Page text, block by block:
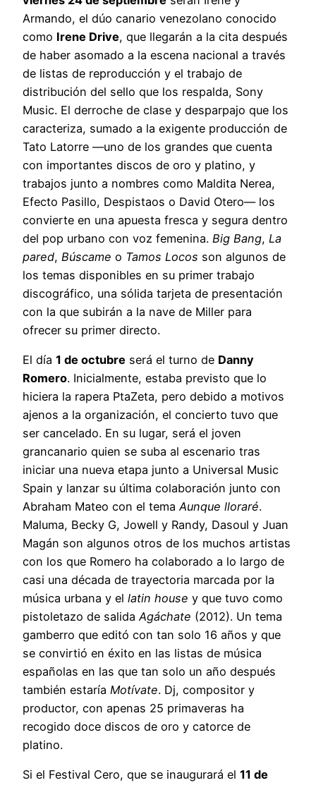
Armando, el dúo canario venezolano conocido
como Irene Drive, que llegarán a la cita después
de haber asomado a la escena nacional a través
de listas de reproducción y el trabajo de
distribución del sello que los respalda, Sony
Music. El derroche de clase y desparpajo que los
caracteriza, sumado a la exigente producción de
Tato Latorre —uno de los grandes que cuenta
con importantes discos de oro y platino, y
trabajos junto a nombres como Maldita Nerea,
Efecto Pasillo, Despistaos o David Otero— los
convierte en una apuesta fresca y segura dentro
del pop urbano con voz femenina. Big Bang, La
pared, Búscame o Tamos Locos son algunos de
los temas disponibles en su primer trabajo
discográfico, una sólida tarjeta de presentación
con la que subirán a la nave de Miller para
ofrecer su primer directo.
El día 1 de octubre será el turno de Danny
Romero. Inicialmente, estaba previsto que lo
hiciera la rapera PtaZeta, pero debido a motivos
ajenos a la organización, el concierto tuvo que
ser cancelado. En su lugar, será el joven
grancanario quien se suba al escenario tras
iniciar una nueva etapa junto a Universal Music
Spain y lanzar su última colaboración junto con
Abraham Mateo con el temaAunque lloraré.
Maluma, Becky G, Jowell y Randy, Dasoul y Juan
Magán son algunos otros de los muchos artistas
con los que Romero ha colaborado a lo largo de
casi una década de trayectoria marcada por la
música urbana y el latin house y que tuvo como
pistoletazo de salidaAgáchate (2012). Un tema
gamberro que editó con tan solo 16 años y que
se convirtió en éxito en las listas de música
españolas en las que tan solo un año después
también estaría Motívate. Dj, compositor y
productor, con apenas 25 primaveras ha
recogido doce discos de oro y catorce de
platino.
Si el Festival Cero, que se inaugurará el 11 de